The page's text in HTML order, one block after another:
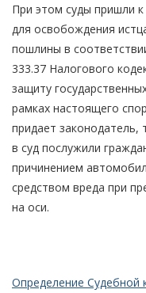
При этом суды пришли
для освобождения
пошлины в
333.37 Налогового
защиту
рамках настоящего
придает законодатель,
в суд послужили
причинением
средством вреда при
на оси.
Определение Судебной